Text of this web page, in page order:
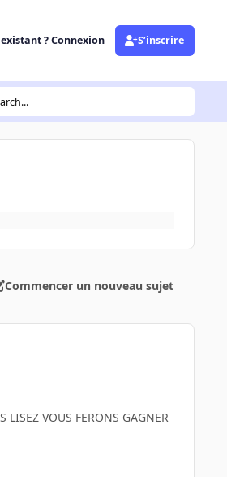
? Connexion S’inscrire
Commencer un nouveau sujet
LISEZ VOUS FERONS GAGNER